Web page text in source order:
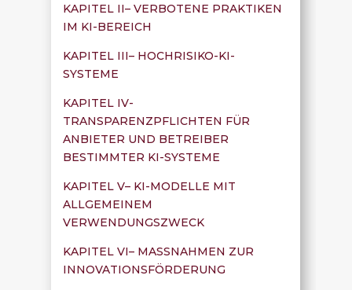
KAPITEL II– VERBOTENE PRAKTIKEN
IM KI-BEREICH
KAPITEL III– HOCHRISIKO-KI-
SYSTEME
KAPITEL IV-
TRANSPARENZPFLICHTEN FÜR
ANBIETER UND BETREIBER
BESTIMMTER KI-SYSTEME
KAPITEL V– KI-MODELLE MIT
ALLGEMEINEM
VERWENDUNGSZWECK
KAPITEL VI– MASSNAHMEN ZUR
INNOVATIONSFÖRDERUNG